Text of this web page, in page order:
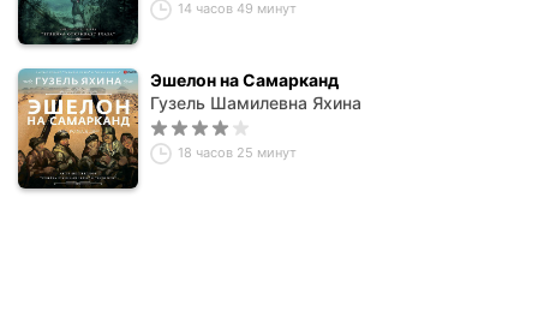
14 часов 49 минут
Эшелон на Самарканд
Гузель Шамилевна Яхина
18 часов 25 минут